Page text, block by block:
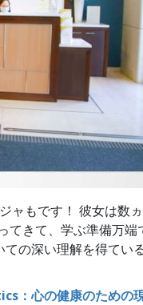
ャもです！ 彼女は数
てきて、学ぶ準備万端
の深い理解を得てい
：心の健康のための